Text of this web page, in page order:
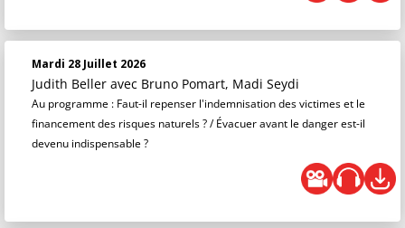
Mardi 28 Juillet 2026
Judith Beller avec Bruno Pomart, Madi Seydi
Au programme : Faut-il repenser l'indemnisation des victimes et le
financement des risques naturels ? / Évacuer avant le danger est-il
devenu indispensable ?